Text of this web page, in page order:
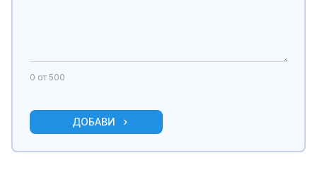
0 от 500
ДОБАВИ